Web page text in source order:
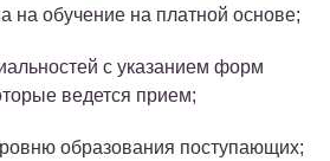
на обучение на платной основе;
с указанием форм
ведется прием;
образования поступающих;